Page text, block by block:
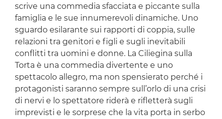
scrive una commedia sfacciata e piccante sulla
famiglia e le sue innumerevoli dinamiche. Uno
sguardo esilarante sui rapporti di coppia, sulle
relazioni tra genitori e figli e sugli inevitabili
conflitti tra uomini e donne. La Ciliegina sulla
Torta è una commedia divertente e uno
spettacolo allegro, ma non spensierato perché i
protagonisti saranno sempre sull’orlo di una crisi
di nervi e lo spettatore riderà e rifletterà sugli
imprevisti e le sorprese che la vita porta in serbo